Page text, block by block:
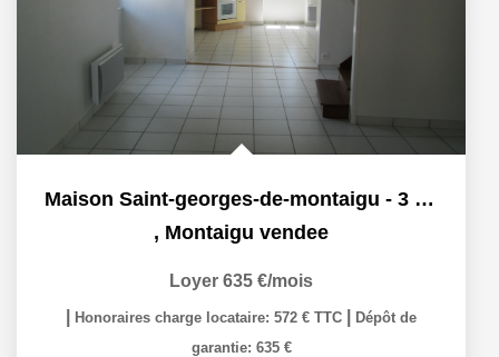
Maison Saint-georges-de-montaigu - 3 Pièce(s) - 80 M2
, Montaigu vendee
Loyer 635 €/mois
Honoraires charge locataire: 572 € TTC
Dépôt de
garantie: 635 €